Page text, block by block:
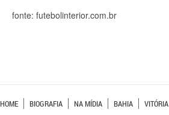
fonte: futebolinterior.com.br
HOME BIOGRAFIA NA MÍDIA BAHIA VITÓRIA